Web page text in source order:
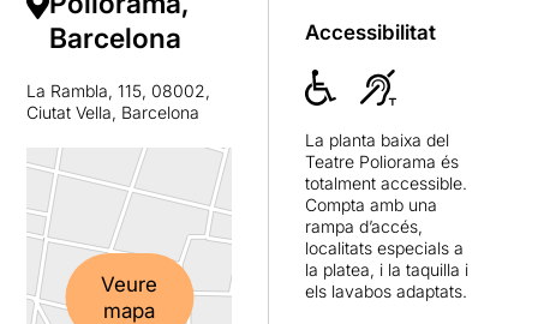
Barcelona
La Rambla, 115, 08002,
Ciutat Vella, Barcelona
Veure
mapa
Accessibilitat
La planta baixa del
Teatre Poliorama és
totalment accessible.
Compta amb una
rampa d’accés,
localitats especials a
la platea, i la taquilla i
els lavabos adaptats.